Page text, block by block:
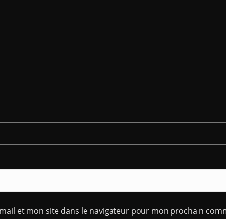
et mon site dans le navigateur pour mon prochain